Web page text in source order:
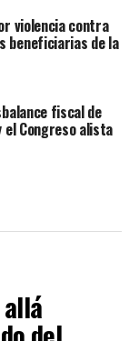
violencia contra
beneficiarias de la
fiscal de
Congreso alista